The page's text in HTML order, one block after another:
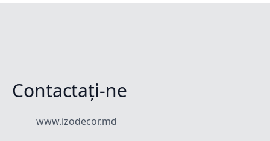
Contactați-ne
www.izodecor.md